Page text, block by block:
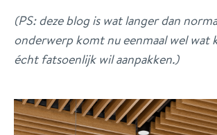
(PS: deze blog is wat langer dan
onderwerp komt nu eenmaal wel wat
écht fatsoenlijk wil aanpakken.)